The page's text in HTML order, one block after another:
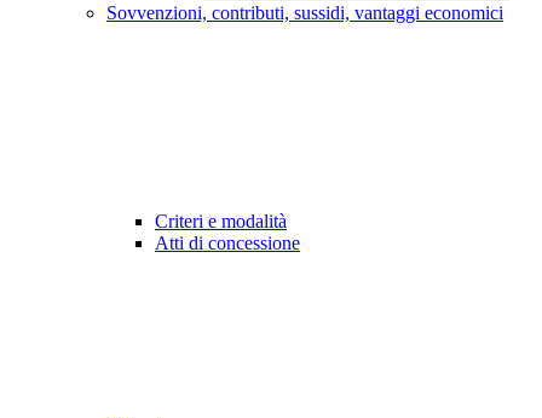
Sovvenzioni, contributi, sussidi, vantaggi economici
Criteri e modalità
Atti di concessione